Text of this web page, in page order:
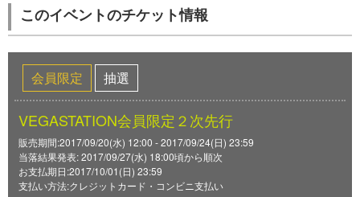
このイベントのチケット情報
会員限定 抽選
VEGASTATION会員限定２次先行
販売期間:2017/09/20(水) 12:00 - 2017/09/24(日) 23:59
当落結果発表: 2017/09/27(水) 18:00頃から順次
お支払期日:2017/10/01(日) 23:59
支払い方法:クレジットカード・コンビニ支払い